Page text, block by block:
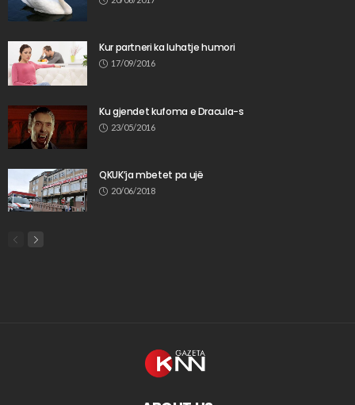
Kur partneri ka luhatje humori
17/09/2016
Ku gjendet kufoma e Dracula-s
23/05/2016
QKUK’ja mbetet pa ujë
20/06/2018